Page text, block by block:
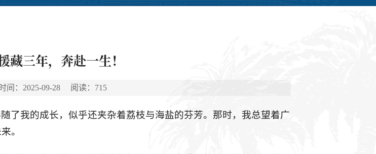
藏三年，奔赴一生！
：2025-09-28 阅读： 715
了我的成长，似乎还夹杂着荔枝与海盐的芬芳。那时，我总望着广
。